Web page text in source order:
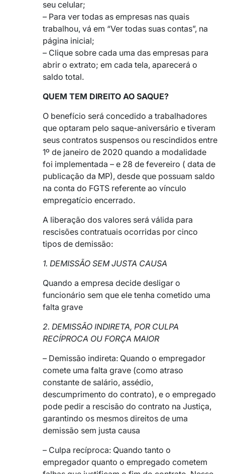
seu celular;
– Para ver todas as empresas nas quais
trabalhou, vá em “Ver todas suas contas”, na
página inicial;
– Clique sobre cada uma das empresas para
abrir o extrato; em cada tela, aparecerá o
saldo total.
QUEM TEM DIREITO AO SAQUE?
O benefício será concedido a trabalhadores
que optaram pelo saque-aniversário e tiveram
seus contratos suspensos ou rescindidos entre
1º de janeiro de 2020 quando a modalidade
foi implementada – e 28 de fevereiro ( data de
publicação da MP), desde que possuam saldo
na conta do FGTS referente ao vínculo
empregatício encerrado.
A liberação dos valores será válida para
rescisões contratuais ocorridas por cinco
tipos de demissão:
1. DEMISSÃO SEM JUSTA CAUSA
Quando a empresa decide desligar o
funcionário sem que ele tenha cometido uma
falta grave
2. DEMISSÃO INDIRETA, POR CULPA
RECÍPROCA OU FORÇA MAIOR
– Demissão indireta: Quando o empregador
comete uma falta grave (como atraso
constante de salário, assédio,
descumprimento do contrato), e o empregado
pode pedir a rescisão do contrato na Justiça,
garantindo os mesmos direitos de uma
demissão sem justa causa
– Culpa recíproca: Quando tanto o
empregador quanto o empregado cometem